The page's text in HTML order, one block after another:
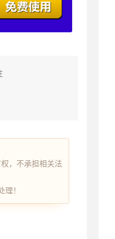
，不承担相关法
！